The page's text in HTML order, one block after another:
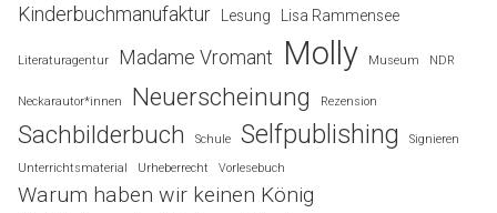
Kinderbuchmanufaktur Lesung Lisa Rammensee
Literaturagentur Madame Vromant Molly Museum NDR
Neckarautor*innen Neuerscheinung Rezension
Sachbilderbuch Schule Selfpublishing
Signieren
Unterrichtsmaterial
Urheberrecht Vorlesebuch
Warum haben wir keinen König